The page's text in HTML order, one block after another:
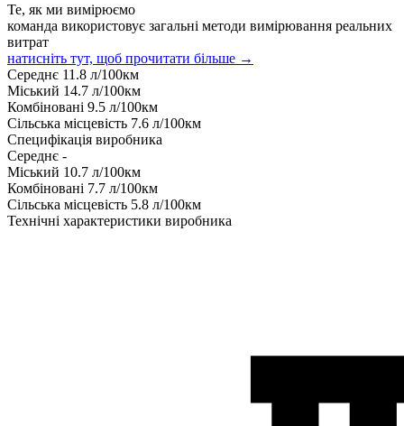
Те, як ми вимірюємо
команда використовує загальні методи вимірювання реальних
витрат
натисніть тут, щоб прочитати більше →
Середнє 11.8 л/100км
Міський 14.7 л/100км
Комбіновані 9.5 л/100км
Сільська місцевість 7.6 л/100км
Специфікація виробника
Середнє -
Міський 10.7 л/100км
Комбіновані 7.7 л/100км
Сільська місцевість 5.8 л/100км
Технічні характеристики виробника